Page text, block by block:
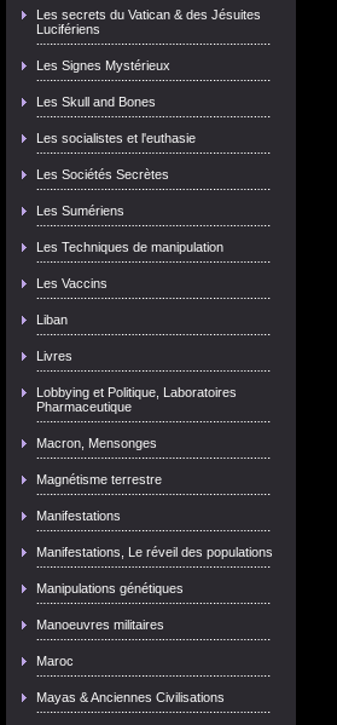
Les secrets du Vatican & des Jésuites
Lucifériens
Les Signes Mystérieux
Les Skull and Bones
Les socialistes et l'euthasie
Les Sociétés Secrètes
Les Sumériens
Les Techniques de manipulation
Les Vaccins
Liban
Livres
Lobbying et Politique, Laboratoires
Pharmaceutique
Macron, Mensonges
Magnétisme terrestre
Manifestations
Manifestations, Le réveil des populations
Manipulations génétiques
Manoeuvres militaires
Maroc
Mayas & Anciennes Civilisations